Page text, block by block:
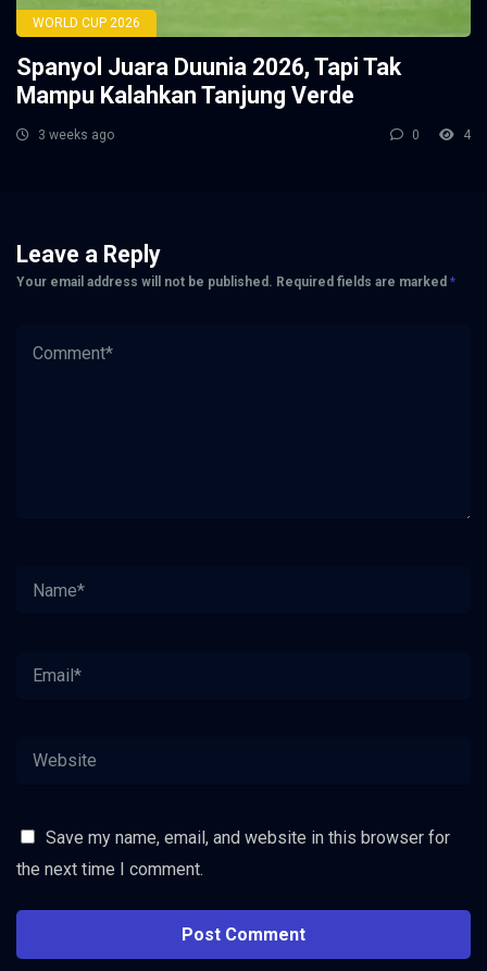
WORLD CUP 2026
Spanyol Juara Duunia 2026, Tapi Tak
Mampu Kalahkan Tanjung Verde
3 weeks ago 0 4
Leave a Reply
Your email address will not be published. Required fields are marked *
Save my name, email, and website in this browser for
the next time I comment.